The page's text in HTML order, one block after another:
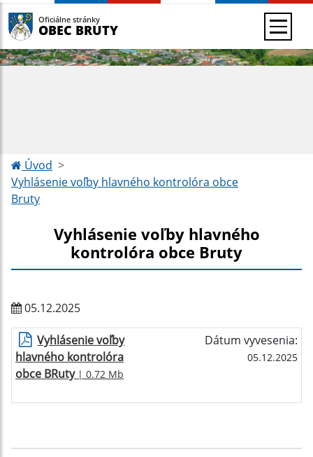
Oficiálne stránky
OBEC BRUTY
Úvod
Vyhlásenie voľby hlavného kontrolóra obce
Bruty
Vyhlásenie voľby hlavného
kontrolóra obce Bruty
05.12.2025
Vyhlásenie voľby
hlavného kontrolóra
obce BRuty| 0.72 Mb
Dátum vyvesenia:
05.12.2025